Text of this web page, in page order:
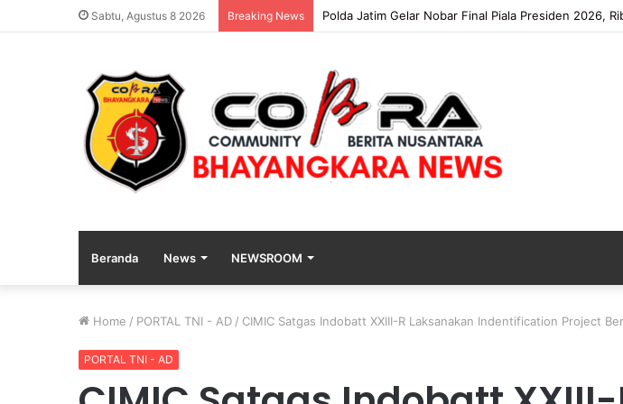
Sabtu, Agustus 8 2026 Breaking News Polda Jatim Gelar Nobar Final Piala Presiden 2026,
Beranda News NEWSROOM
Home / PORTAL TNI - AD / CIMIC Satgas Indobatt XXIII-R Laksanakan Indentification Project
PORTAL TNI - AD